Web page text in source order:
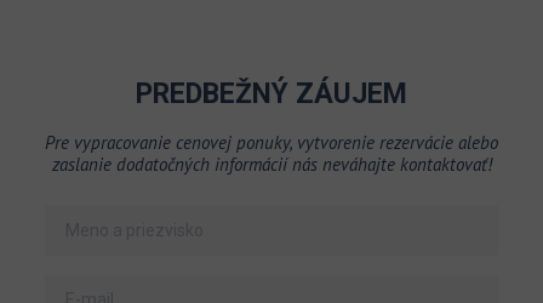
PREDBEŽNÝ ZÁUJEM
Pre vypracovanie cenovej ponuky, vytvorenie rezervácie alebo
zaslanie dodatočných informácií nás neváhajte kontaktovať!